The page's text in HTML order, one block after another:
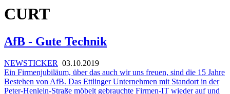
CURT
AfB - Gute Technik
NEWSTICKER 03.10.2019
Ein Firmenjubiläum, über das auch wir uns freuen, sind die 15 Jahre
Bestehen von AfB. Das Ettlinger Unternehmen mit Standort in der
Peter-Henlein-Straße möbelt gebrauchte Firmen-IT wieder auf und